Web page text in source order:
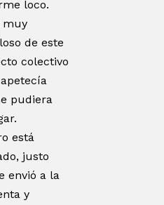
loco.
muy
de este
colectivo
pudiera
está
justo
envió a la
y